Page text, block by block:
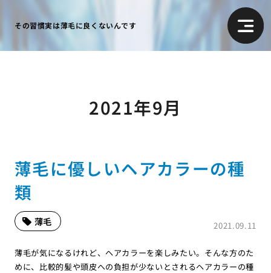
その習慣実は薄毛に良くないんです
2021年9月
薄毛に優しいヘアカラーの種
類
2021.09.11
薄毛
薄毛が気になるけれど、ヘアカラーを楽しみたい。そんな方のた
めに、比較的髪や頭皮への負担が少ないとされるヘアカラーの種